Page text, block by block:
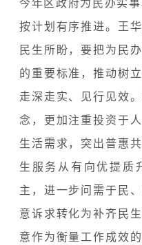
今年区政府为民办实
按计划有序推进。王
民生所盼，要把为民
的重要标准，推动树
走深走实、见行见效
念，更加注重投资于
生活需求，突出普惠
生服务从有向优提质
主，进一步问需于民
意诉求转化为补齐民
意作为衡量工作成效